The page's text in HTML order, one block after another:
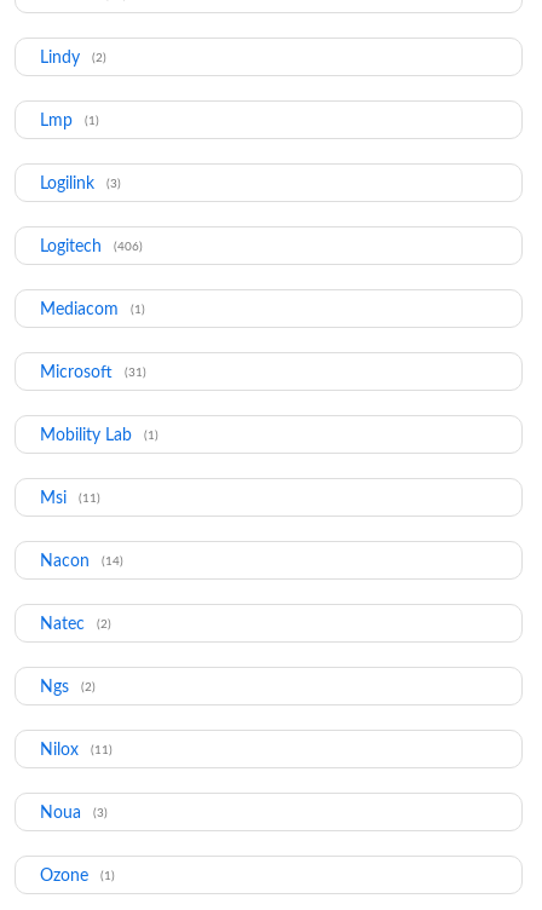
Lindy (2)
Lmp (1)
Logilink (3)
Logitech (406)
Mediacom (1)
Microsoft (31)
Mobility Lab (1)
Msi (11)
Nacon (14)
Natec (2)
Ngs (2)
Nilox (11)
Noua (3)
Ozone (1)